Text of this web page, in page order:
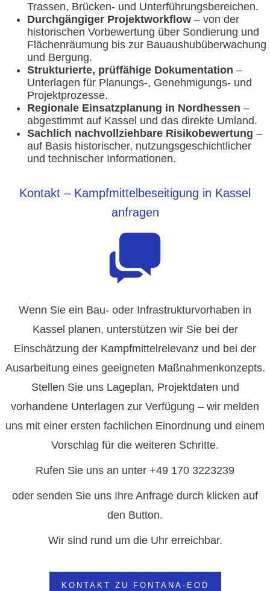
Trassen, Brücken- und Unterführungsbereichen.
Durchgängiger Projektworkflow – von der
historischen Vorbewertung über Sondierung und
Flächenräumung bis zur Bauaushubüberwachung
und Bergung.
Strukturierte, prüffähige Dokumentation –
Unterlagen für Planungs-, Genehmigungs- und
Projektprozesse.
Regionale Einsatzplanung in Nordhessen –
abgestimmt auf Kassel und das direkte Umland.
Sachlich nachvollziehbare Risikobewertung –
auf Basis historischer, nutzungsgeschichtlicher
und technischer Informationen.
Kontakt – Kampfmittelbeseitigung in Kassel
anfragen
Wenn Sie ein Bau- oder Infrastrukturvorhaben in
Kassel planen, unterstützen wir Sie bei der
Einschätzung der Kampfmittelrelevanz und bei der
Ausarbeitung eines geeigneten Maßnahmenkonzepts.
Stellen Sie uns Lageplan, Projektdaten und
vorhandene Unterlagen zur Verfügung – wir melden
uns mit einer ersten fachlichen Einordnung und einem
Vorschlag für die weiteren Schritte.
Rufen Sie uns an unter +49 170 3223239
oder senden Sie uns Ihre Anfrage durch klicken auf
den Button.
Wir sind rund um die Uhr erreichbar.
KONTAKT ZU FONTANA-EOD